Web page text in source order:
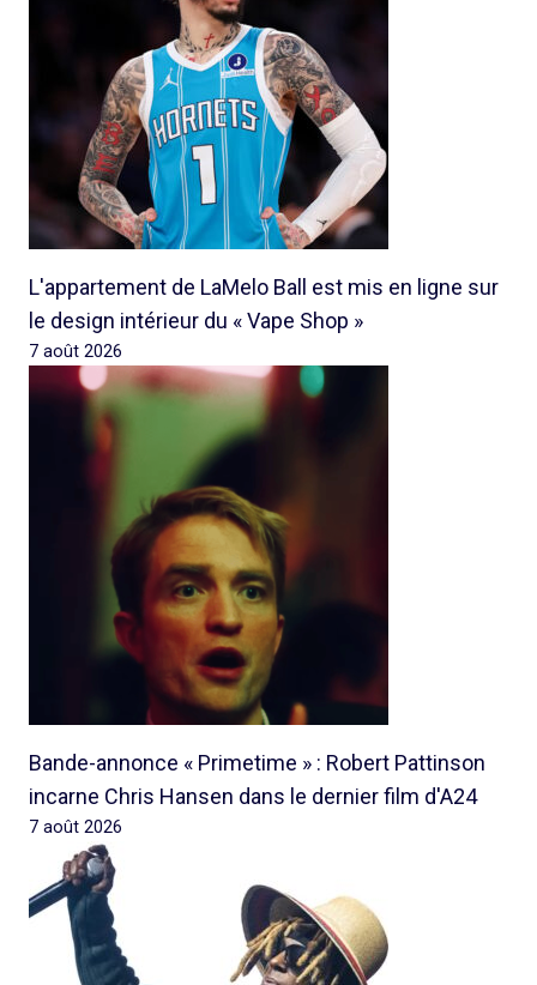
L'appartement de LaMelo Ball est mis en ligne sur
le design intérieur du « Vape Shop »
7 août 2026
Bande-annonce « Primetime » : Robert Pattinson
incarne Chris Hansen dans le dernier film d'A24
7 août 2026